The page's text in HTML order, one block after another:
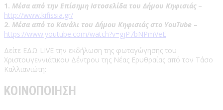
1. Μέσα από την Επίσημη Ιστοσελίδα του Δήμου Κηφισιάς –
http://www.kifissia.gr/
2. Μέσα από το Κανάλι του Δήμου Κηφισιάς στο YouTube –
https://www.youtube.com/watch?v=gjP7bNPmVeE
Δείτε ΕΔΩ LIVE την εκδήλωση της φωταγώγησης του
Χριστουγεννιάτικου Δέντρου της Νέας Ερυθραίας από τον Τάσο
Καλλιανιώτη:
ΚΟΙΝΟΠΟΙΗΣΗ